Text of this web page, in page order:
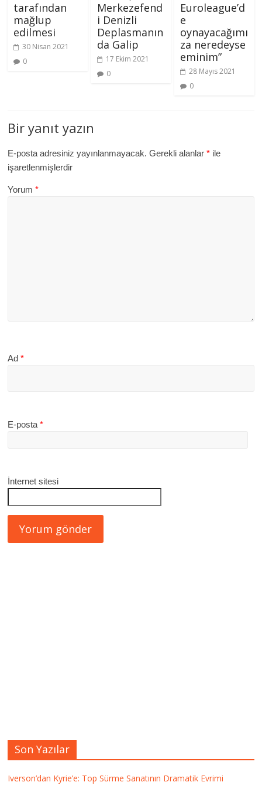
tarafından
mağlup
edilmesi
30 Nisan 2021
0
Merkezefend
i Denizli
Deplasmanın
da Galip
17 Ekim 2021
0
Euroleague’d
e
oynayacağımı
za neredeyse
eminim”
28 Mayıs 2021
0
Bir yanıt yazın
E-posta adresiniz yayınlanmayacak. Gerekli alanlar* ile
işaretlenmişlerdir
Yorum*
Ad*
E-posta*
İnternet sitesi
Son Yazılar
Iverson’dan Kyrie’e: Top Sürme Sanatının Dramatik Evrimi